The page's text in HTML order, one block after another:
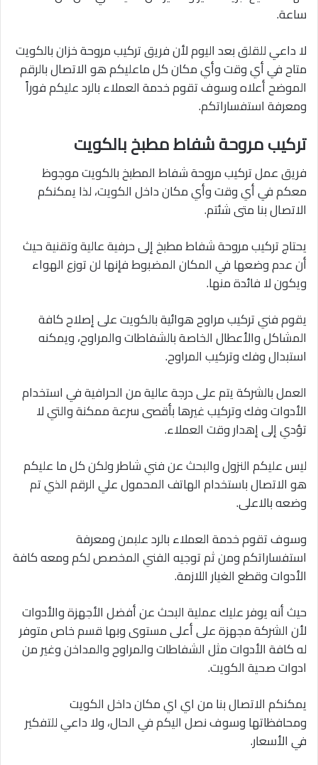
ساعة.
لا داعي للقلق بعد اليوم لأن فريق تركيب مروحة خزان بالكويت
متاح في أي وقت وأي مكان كل ماعليكم هو الاتصال بالرقم
الموضح أعلاه وسوف تقوم خدمة العملاء بالرد عليكم فوراً
ومعرفة استفساراتكم.
تركيب مروحة شفاط مطبخ بالكويت
فريق عمل تركيب مروحة شفاط المطبخ بالكويت موجوظ
معكم في أي وقت وأي مكان داخل الكويت، لذا يمكنكم
الاتصال بنا متى شئتم.
يحتاج تركيب مروحة شفاط مطبخ إلى حرفية عالية وتقنية حيث
أن عدم وضعها في المكان المضبوط فإنها لن توزع الهواء
ويكون لا فائدة منها.
يقوم فني تركيب مراوح هوائية بالكويت على إصلاح كافة
المشاكل والأعطال الخاصة بالشفاطات والمراوح، ويمكنه
استبدال وفك وتركيب المراوح.
العمل بالشركة يتم على درجة عالية من الحرافية في استخدام
الأدوات وفك وتركيب غيرها بأقصى سرعة ممكنة والتي لا
تؤدي إلى إهدار وقت العملاء.
ليس عليكم النزول والبحث عن فني شاطر ولكن كل ما عليكم
هو الاتصال باستخدام الهاتف المحمول علي الرقم الذي تم
وضعه بالاعلى.
وسوف تقوم خدمة العملاء بالرد علبمن ومعرفة
استفساراتكم ومن ثم توجيه الفني المخصص لكم ومعه كافة
الأدوات وقطع الغيار اللازمة.
حيث أنه يوفر عليك عملية البحث عن أفضل الأجهزة والأدوات
لأن الشركة مجهزة على أعلى مستوى وبها قسم خاص متوفر
له كافة الأدوات مثل الشفاطات والمراوح والمداخن وغير من
ادوات صحية الكويت.
يمكنكم الاتصال بنا من اي اي مكان داخل الكويت
ومحافظاتها وسوف نصل اليكم في الحال، ولا داعي للتفكير
في الأسعار.